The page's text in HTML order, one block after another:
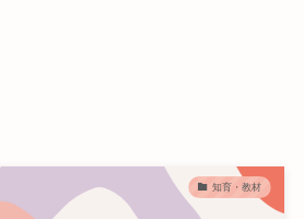
知育・教材